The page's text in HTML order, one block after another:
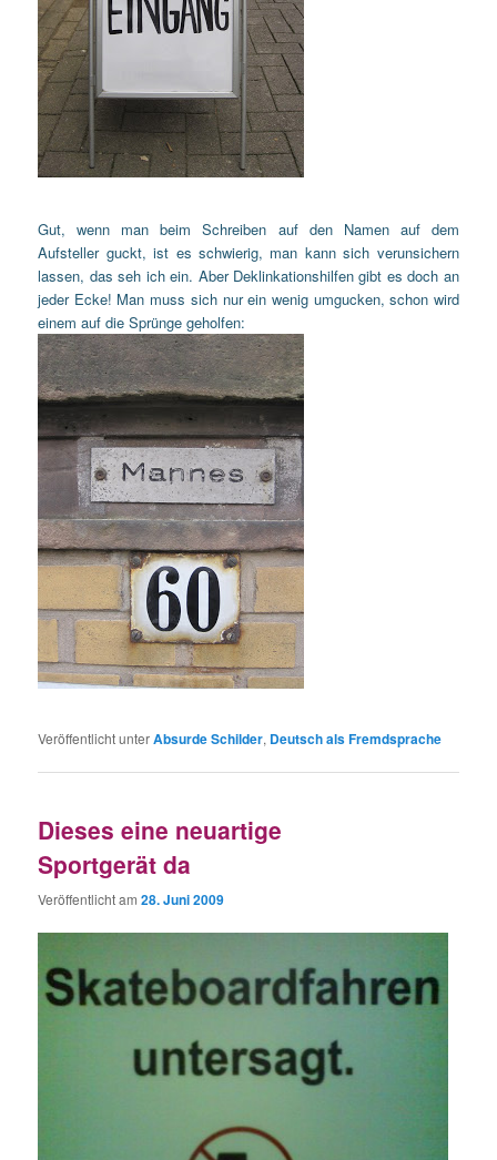
Gut, wenn man beim Schreiben auf den Namen auf dem
Aufsteller guckt, ist es schwierig, man kann sich verunsichern
lassen, das seh ich ein. Aber Deklinkationshilfen gibt es doch an
jeder Ecke! Man muss sich nur ein wenig umgucken, schon wird
einem auf die Sprünge geholfen:
Veröffentlicht unterAbsurde Schilder, Deutsch als Fremdsprache
Dieses eine neuartige
Sportgerät da
Veröffentlicht am28. Juni 2009